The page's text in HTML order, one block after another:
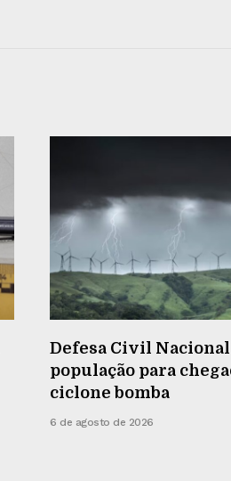
Defesa Civil
população para
ciclone bomba
6 de agosto de 2026